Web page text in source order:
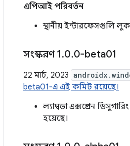
এপিআই পরিবর্তন
স্থানীয় ইন্টারফেসগুলি
সংস্করণ 1.0.0-beta01
22 মার্চ, 2023
beta01-এ এই কমিট রয়েছে।
ল্যাম্বডা এক্সপ্রেশন
হয়েছে।